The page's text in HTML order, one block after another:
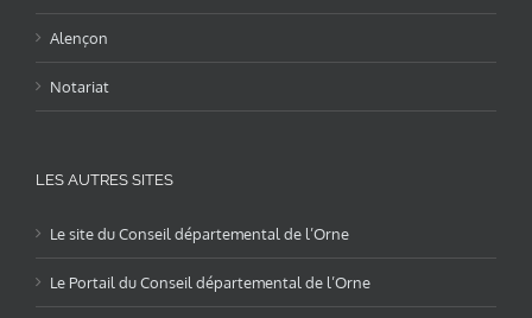
Alençon
Notariat
LES AUTRES SITES
Le site du Conseil départemental de l’Orne
Le Portail du Conseil départemental de l’Orne